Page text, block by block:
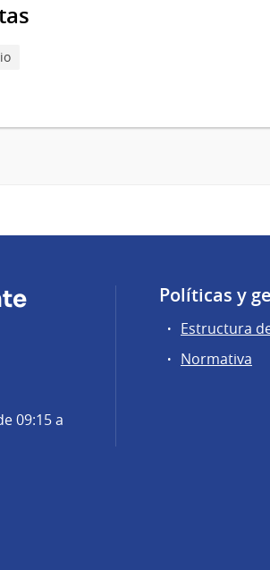
09:15 a
Políticas y
Estructura
Normativa